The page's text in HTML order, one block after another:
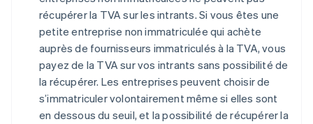
récupérer la TVA sur les intrants. Si vous êtes une
petite entreprise non immatriculée qui achète
auprès de fournisseurs immatriculés à la TVA, vous
payez de la TVA sur vos intrants sans possibilité de
la récupérer. Les entreprises peuvent choisir de
s’immatriculer volontairement même si elles sont
en dessous du seuil, et la possibilité de récupérer la